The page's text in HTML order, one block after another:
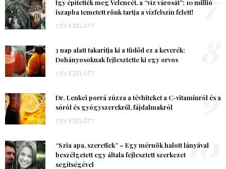
Így építették meg Velencét, a “víz városát”: 10 millió
iszapba temetett rönk tartja a vízfelszín felett!
7 ÉV EZELŐTT
3 nap alatt takarítja ki a tüdőd ez a keverék:
Dohányosoknak fejlesztette ki egy orvos
7 ÉV EZELŐTT
Dr. Lenkei porrá zúzza a tévhiteket a C-vitaminról és a
sóról és gyógyszerekről, fájdalmakról
7 ÉV EZELŐTT
9
“Szia apa, szeretlek” – Egy mérnök halott lányával
beszélgetett egy általa fejlesztett szerkezet
segítségével
10